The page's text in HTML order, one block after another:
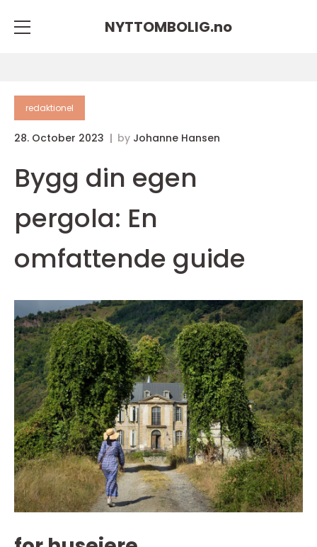
NYTTOMBOLIG.no
redaktionel
28. October 2023 by Johanne Hansen
Bygg din egen
pergola: En
omfattende guide